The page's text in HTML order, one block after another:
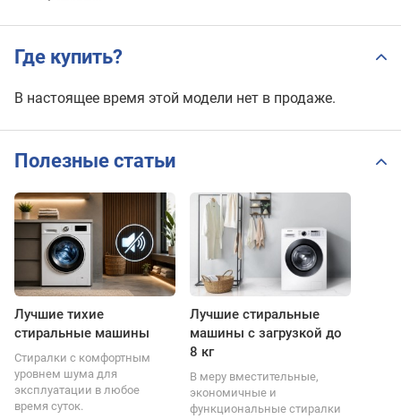
Где купить?
В настоящее время этой модели нет в продаже.
Полезные статьи
Лучшие тихие
стиральные машины
Стиралки с комфортным
уровнем шума для
эксплуатации в любое
время суток.
Лучшие стиральные
машины с загрузкой до
8 кг
В меру вместительные,
экономичные и
функциональные стиралки